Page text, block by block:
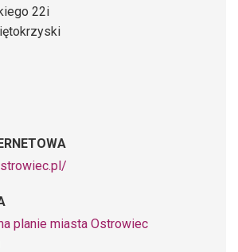
22i
planie miasta Ostrowiec